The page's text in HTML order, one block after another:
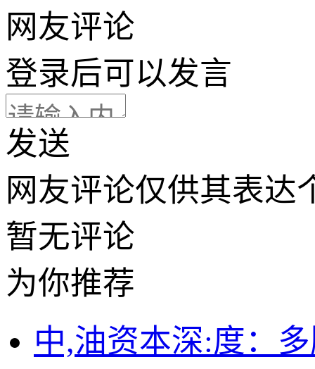
网友评论
登录后可以发言
发送
网友评论仅供其表达
暂无评论
为你推荐
中,油资本深:度：